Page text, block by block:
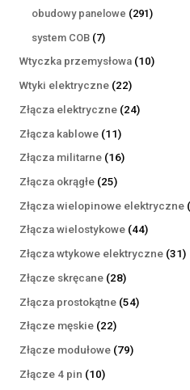
produkty
obudowy panelowe 291291
system COB 77
produktów
Wtyczka przemysłowa 1010
Wtyki elektryczne 2222
produkty
Złącza elektryczne 2424
Złącza kablowe 1111
produktów
Złącza militarne 1616
Złącza okrągłe 2525
produktów
Złącza wielopinowe elektryczne
Złącza wielostykowe 4444
produkty
Złącza wtykowe elektryczne 3131
Złącze skręcane 2828
produktów
Złącza prostokątne 5454
Złącze męskie 2222
produkty
Złącze modułowe 7979
Złącze 4 pin 1010